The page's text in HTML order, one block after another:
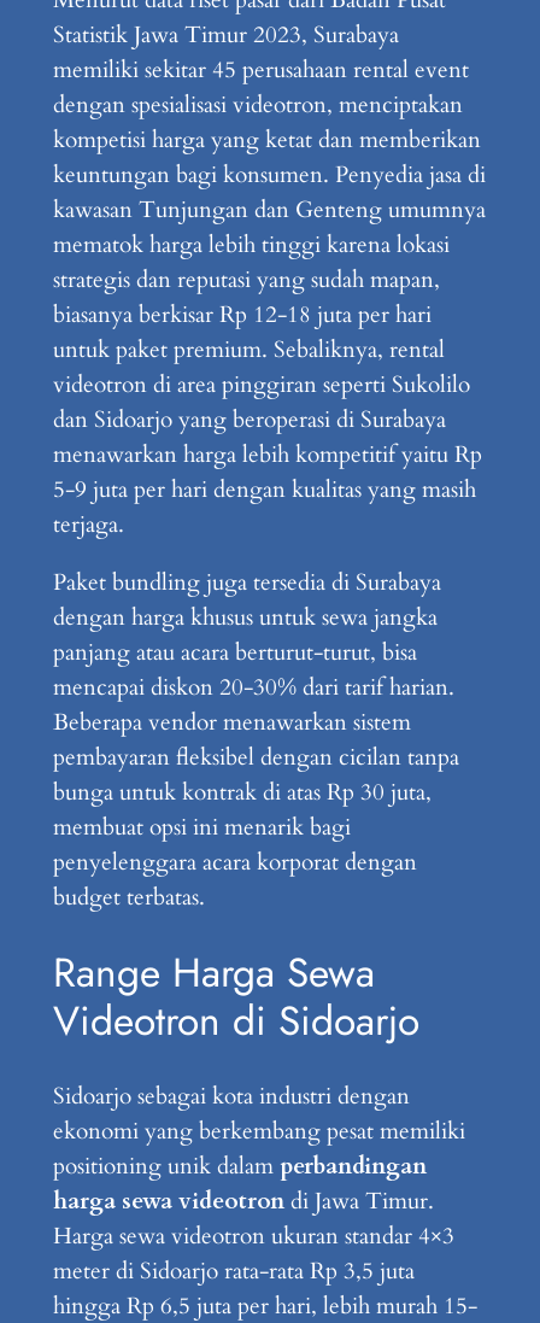
Statistik Jawa Timur 2023, Surabaya
memiliki sekitar 45 perusahaan rental event
dengan spesialisasi videotron, menciptakan
kompetisi harga yang ketat dan memberikan
keuntungan bagi konsumen. Penyedia jasa di
kawasan Tunjungan dan Genteng umumnya
mematok harga lebih tinggi karena lokasi
strategis dan reputasi yang sudah mapan,
biasanya berkisar Rp 12-18 juta per hari
untuk paket premium. Sebaliknya, rental
videotron di area pinggiran seperti Sukolilo
dan Sidoarjo yang beroperasi di Surabaya
menawarkan harga lebih kompetitif yaitu Rp
5-9 juta per hari dengan kualitas yang masih
terjaga.
Paket bundling juga tersedia di Surabaya
dengan harga khusus untuk sewa jangka
panjang atau acara berturut-turut, bisa
mencapai diskon 20-30% dari tarif harian.
Beberapa vendor menawarkan sistem
pembayaran fleksibel dengan cicilan tanpa
bunga untuk kontrak di atas Rp 30 juta,
membuat opsi ini menarik bagi
penyelenggara acara korporat dengan
budget terbatas.
Range Harga Sewa
Videotron di Sidoarjo
Sidoarjo sebagai kota industri dengan
ekonomi yang berkembang pesat memiliki
positioning unik dalamperbandingan
harga sewa videotrondi Jawa Timur.
Harga sewa videotron ukuran standar 4×3
meter di Sidoarjo rata-rata Rp 3,5 juta
hingga Rp 6,5 juta per hari, lebih murah 15-